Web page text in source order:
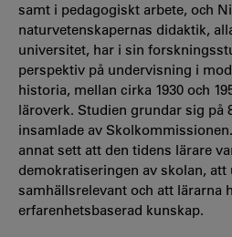
samt i pedagogiskt arbete, och
naturvetenskapernas didaktik,
universitet, har i sin
perspektiv på undervisning i
historia, mellan cirka 1930 och
läroverk. Studien grundar sig på
insamlade av
annat sett att den tidens lärare
demokratiseringen av skolan,
samhällsrelevant och att lärarna
erfarenhetsbaserad kunskap.